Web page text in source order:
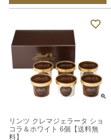
リンツ クレマジェラータ ショ
コラ＆ホワイト 6個【送料無
料】